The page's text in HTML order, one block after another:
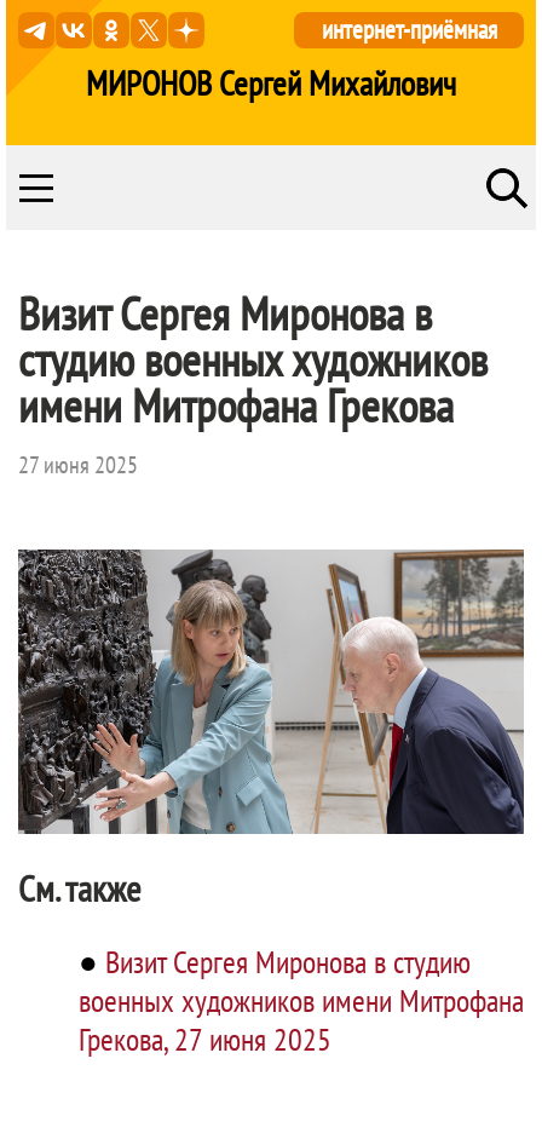
МИРОНОВ Сергей Михайлович
интернет-приёмная
Визит Сергея Миронова в
студию военных художников
имени Митрофана Грекова
27 июня 2025
См. также
● Визит Сергея Миронова в студию
военных художников имени Митрофана
Грекова, 27 июня 2025